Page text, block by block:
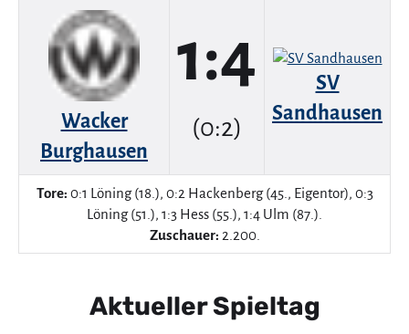
Wacker
Burghausen
1:4
(0:2)
SV
Sandhausen
Tore: 0:1 Löning (18.), 0:2 Hackenberg (45., Eigentor), 0:3
Löning (51.), 1:3 Hess (55.), 1:4 Ulm (87.).
Zuschauer: 2.200.
Aktueller Spieltag